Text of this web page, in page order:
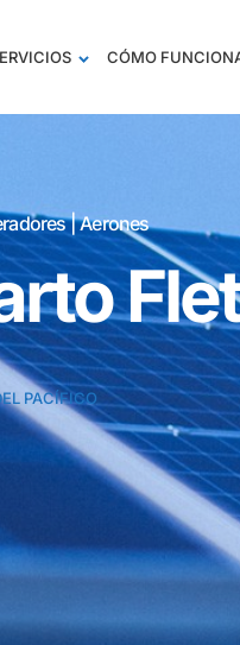
CÓMO
| Aerones
PACÍFICO